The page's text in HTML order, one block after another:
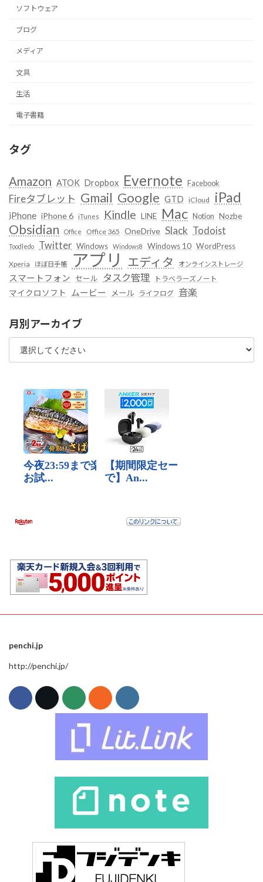
ソフトウェア
ブログ
メディア
文具
生活
電子書籍
タグ
Amazon ATOK Dropbox Evernote Facebook
Fireタブレット Gmail Google GTD iCloud iPad
iPhone iPhone 6 iTunes Kindle LINE Mac Notion Nozbe
Obsidian Office Office 365 OneDrive Slack Todoist
Toodledo Twitter Windows Windows8 Windows 10 WordPress
Xperia ほぼ日手帳 アプリ エディタ オンラインストレージ
スマートフォン セール タスク管理 トラベラーズノート
マイクロソフト ムービー メール ライフログ 音楽
月別アーカイブ
penchi.jp
http://penchi.jp/